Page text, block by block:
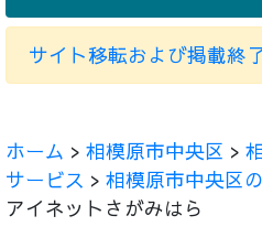
サイト移転および掲載終
ホーム > 相模原市中央区 >
サービス > 相模原市中央区
アイネットさがみはら